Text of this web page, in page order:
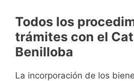
Todos los
trámites con el
Benilloba
La incorporación de los